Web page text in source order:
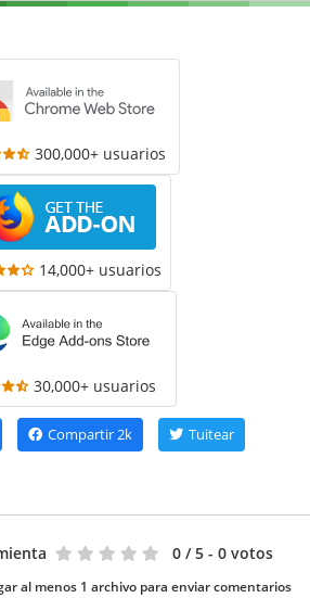
300,000+ usuarios
14,000+ usuarios
30,000+ usuarios
Compartir2k Tuitear
0 / 5 - 0 votos
al menos 1 archivo para enviar comentarios